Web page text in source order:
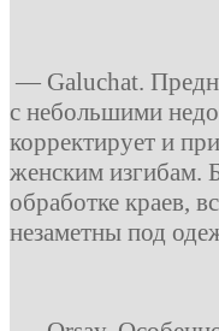
— Galuchat.
с небольшими
корректирует и
женским изгибам.
обработке краев,
незаметны под